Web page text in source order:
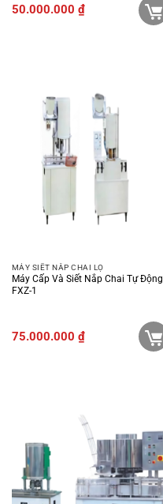
50.000.000 ₫
MÁY SIẾT NẮP CHAI LỌ
Máy Cấp Và Siết Nắp Chai Tự Động
FXZ-1
75.000.000 ₫